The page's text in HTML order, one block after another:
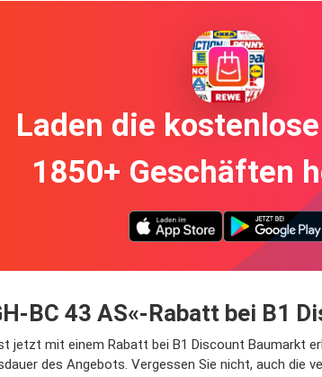
Laden die
1850+ Geschäften
BC 43 AS«-Rabatt bei B1
jetzt mit einem Rabatt bei B1 Discount
des Angebots. Vergessen Sie nicht, auch die